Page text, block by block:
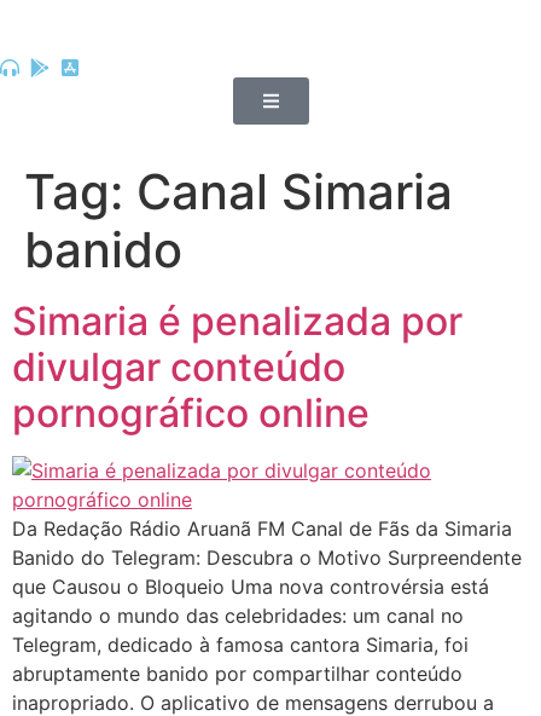
Tag: Canal Simaria
banido
Simaria é penalizada por
divulgar conteúdo
pornográfico online
Da Redação Rádio Aruanã FM Canal de Fãs da Simaria
Banido do Telegram: Descubra o Motivo Surpreendente
que Causou o Bloqueio Uma nova controvérsia está
agitando o mundo das celebridades: um canal no
Telegram, dedicado à famosa cantora Simaria, foi
abruptamente banido por compartilhar conteúdo
inapropriado. O aplicativo de mensagens derrubou a